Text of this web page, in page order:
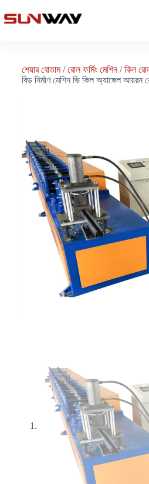
শেয়ার বোতাম/রোল ফর্মিং মেশিন/কিল
বিড নির্মাণ মেশিন ভি কিল অ্যাঙ্গেল আয়রন